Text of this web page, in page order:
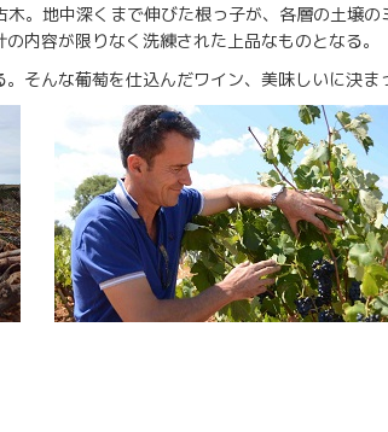
。地中深くまで伸びた根っ子が、各層の土壌の
内容が限りなく洗練された上品なものとなる。
そんな葡萄を仕込んだワイン、美味しいに決ま